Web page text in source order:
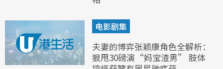
电影剧集
夫妻的博弈张颖康角色全解析：
狠甩30磅演“妈宝渣男” 肢体